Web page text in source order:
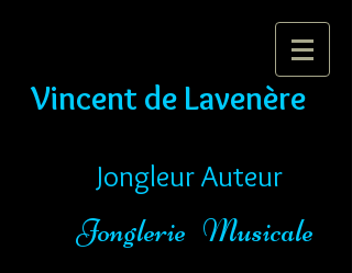
Vincent de Lavenère
Jongleur Auteur
Jonglerie Musicale